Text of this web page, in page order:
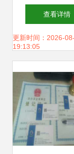
石市西塞山区
园小区配套幼
解析
查看详情
更新时间：2026-
19:13:05